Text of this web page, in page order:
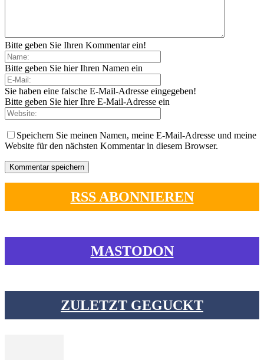
Bitte geben Sie Ihren Kommentar ein!
Bitte geben Sie hier Ihren Namen ein
Sie haben eine falsche E-Mail-Adresse eingegeben!
Bitte geben Sie hier Ihre E-Mail-Adresse ein
Speichern Sie meinen Namen, meine E-Mail-Adresse und meine
Website für den nächsten Kommentar in diesem Browser.
RSS ABONNIEREN
MASTODON
ZULETZT GEGUCKT